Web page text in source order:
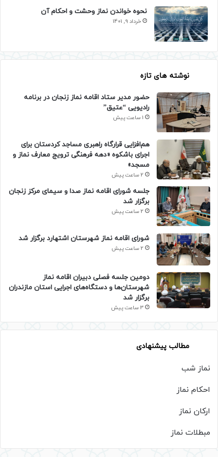
نحوه خواندن نماز وحشت و احکام آن
خرداد 9, 1401
نوشته های تازه
حضور مدیر ستاد اقامه نماز زنجان در برنامه
رادیویی “عتیق”
1 ساعت پیش
هم‌افزایی قرارگاه راهبری مساجد کردستان برای
اجرای باشکوه «دهه فرهنگی ترویج معارف نماز و
مسجد»
2 ساعت پیش
جلسه شورای اقامه نماز صدا و سیمای مرکز زنجان
برگزار شد
2 ساعت پیش
شورای اقامه نماز شهرستان اشتهارد برگزار شد
2 ساعت پیش
دومین جلسه فصلی دبیران اقامه نماز
شهرستان‌ها و دستگاه‌های اجرایی استان مازندران
برگزار شد
3 ساعت پیش
مطالب پیشنهادی
نماز شب
احکام نماز
ارکان نماز
مبطلات نماز